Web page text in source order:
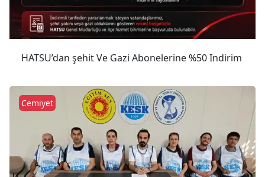
HATSU’dan şehit Ve Gazi Abonelerine %50 Indirim
Cemiyet